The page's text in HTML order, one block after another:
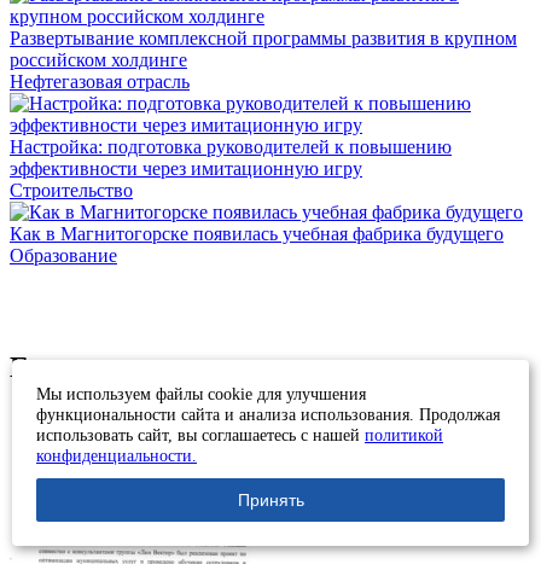
Развертывание комплексной программы развития в крупном
российском холдинге
Нефтегазовая отрасль
Настройка: подготовка руководителей к повышению
эффективности через имитационную игру
Строительство
Как в Магнитогорске появилась учебная фабрика будущего
Образование
Благодарственные письма
Мы используем файлы cookie для улучшения
функциональности сайта и анализа использования. Продолжая
использовать сайт, вы соглашаетесь с нашей политикой
конфиденциальности.
Принять